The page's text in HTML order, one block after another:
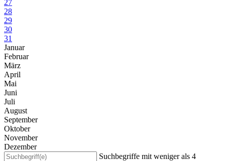
27
28
29
30
31
Januar
Februar
März
April
Mai
Juni
Juli
August
September
Oktober
November
Dezember
Suchbegriffe mit weniger als 4